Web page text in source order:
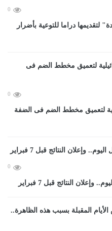
0
دراما للتوعية بأضرار
0
لتعميق مخطط الضم فى الضفة
0
النتائج قبل 7 فبراير